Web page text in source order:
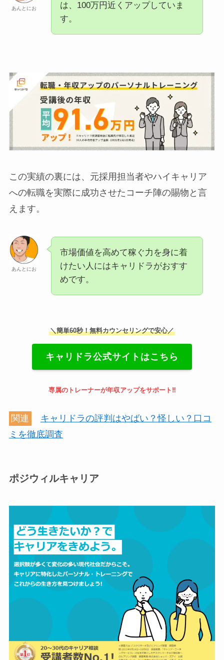
あんとにお
は、100万円近くアップしていま
す。
この実績の裏には、元採用担当者やハイキャリア
への転職を実際に成功させたコーチ陣の賜物と言
えます。
あんとにお
市場価値を高めて稼ぐ力を身に着
けたい人にはキャリドラがおすす
めです。
＼簡単60秒！無料カウンセリングで安心／
キャリドラ公式サイトはこちら
専属のトレーナーが年収アップをサポート‼
関連
キャリドラの評判はやばい？怪しい？口コ
ミを徹底調査
ポジウィルキャリア